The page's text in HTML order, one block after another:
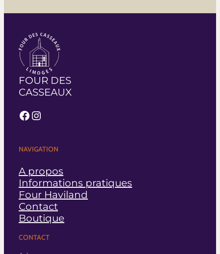
FOUR DES
CASSEAUX
Facebook
Instagram
NAVIGATION
A propos
Informations pratiques
Four Haviland
Contact
Boutique
CONTACT